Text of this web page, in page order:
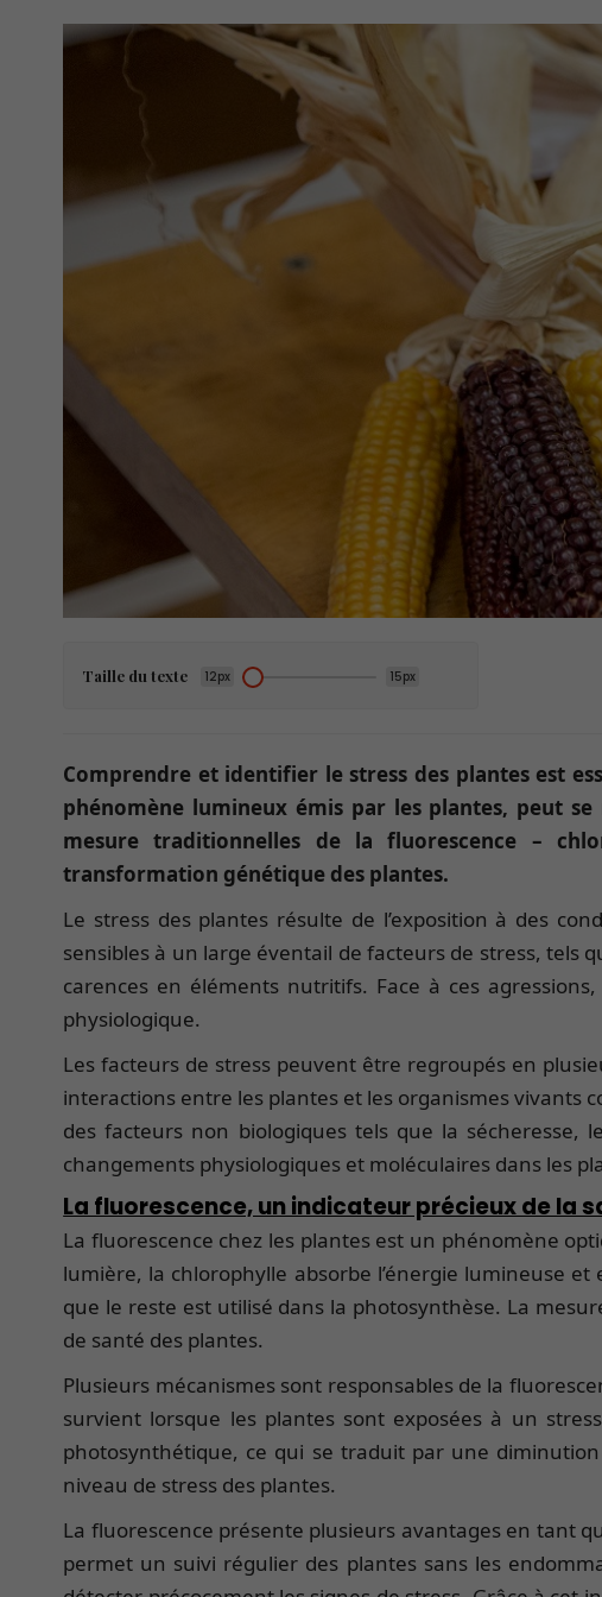
Taille du texte 12px 15px
Comprendre et identifier le stress des plantes est
phénomène lumineux émis par les plantes, peut
mesure traditionnelles de la fluorescence –
transformation génétique des plantes.
Le stress des plantes résulte de l’exposition à des
sensibles à un large éventail de facteurs de stress, tels
carences en éléments nutritifs. Face à ces
physiologique.
Les facteurs de stress peuvent être regroupés en
interactions entre les plantes et les organismes vivants
des facteurs non biologiques tels que la
changements physiologiques et moléculaires dans les
La fluorescence, un indicateur précieux de la
La fluorescence chez les plantes est un phénomène
lumière, la chlorophylle absorbe l’énergie lumineuse
que le reste est utilisé dans la photosynthèse. La
de santé des plantes.
Plusieurs mécanismes sont responsables de la
survient lorsque les plantes sont exposées à un
photosynthétique, ce qui se traduit par une
niveau de stress des plantes.
La fluorescence présente plusieurs avantages en tant
permet un suivi régulier des plantes sans les